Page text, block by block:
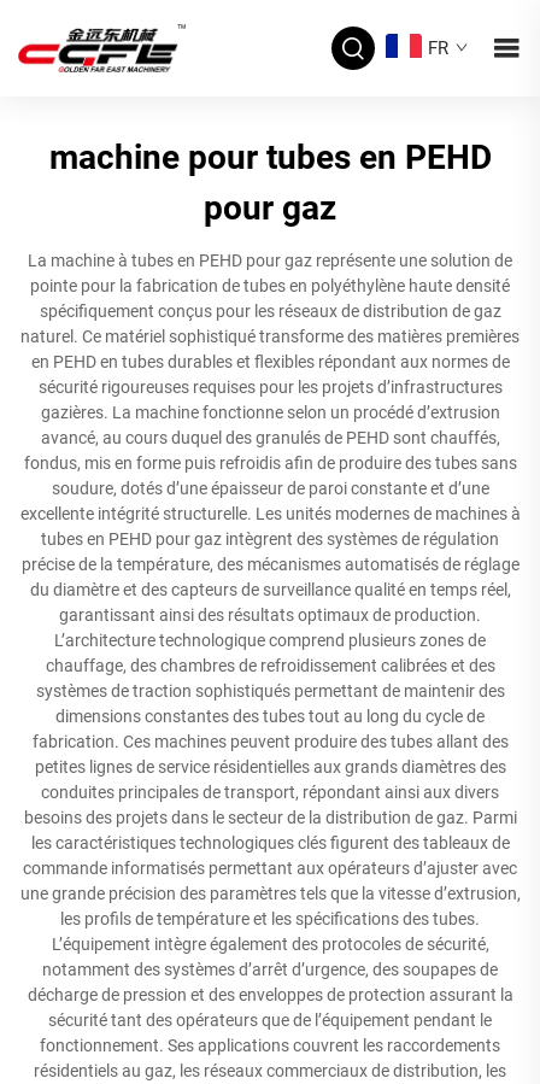
FR
machine pour tubes en PEHD
pour gaz
La machine à tubes en PEHD pour gaz représente une solution de
pointe pour la fabrication de tubes en polyéthylène haute densité
spécifiquement conçus pour les réseaux de distribution de gaz
naturel. Ce matériel sophistiqué transforme des matières premières
en PEHD en tubes durables et flexibles répondant aux normes de
sécurité rigoureuses requises pour les projets d’infrastructures
gazières. La machine fonctionne selon un procédé d’extrusion
avancé, au cours duquel des granulés de PEHD sont chauffés,
fondus, mis en forme puis refroidis afin de produire des tubes sans
soudure, dotés d’une épaisseur de paroi constante et d’une
excellente intégrité structurelle. Les unités modernes de machines à
tubes en PEHD pour gaz intègrent des systèmes de régulation
précise de la température, des mécanismes automatisés de réglage
du diamètre et des capteurs de surveillance qualité en temps réel,
garantissant ainsi des résultats optimaux de production.
L’architecture technologique comprend plusieurs zones de
chauffage, des chambres de refroidissement calibrées et des
systèmes de traction sophistiqués permettant de maintenir des
dimensions constantes des tubes tout au long du cycle de
fabrication. Ces machines peuvent produire des tubes allant des
petites lignes de service résidentielles aux grands diamètres des
conduites principales de transport, répondant ainsi aux divers
besoins des projets dans le secteur de la distribution de gaz. Parmi
les caractéristiques technologiques clés figurent des tableaux de
commande informatisés permettant aux opérateurs d’ajuster avec
une grande précision des paramètres tels que la vitesse d’extrusion,
les profils de température et les spécifications des tubes.
L’équipement intègre également des protocoles de sécurité,
notamment des systèmes d’arrêt d’urgence, des soupapes de
décharge de pression et des enveloppes de protection assurant la
sécurité tant des opérateurs que de l’équipement pendant le
fonctionnement. Ses applications couvrent les raccordements
résidentiels au gaz, les réseaux commerciaux de distribution, les